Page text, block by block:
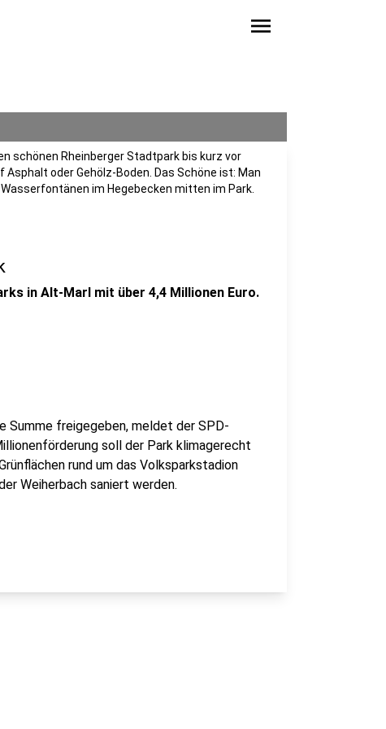
menu
schönen Rheinberger Stadtpark bis kurz vor
oder Gehölz-Boden. Das Schöne ist: Man
im Hegebecken mitten im Park.
in Alt-Marl mit über 4,4 Millionen Euro.
Summe freigegeben, meldet der SPD-
soll der Park klimagerecht
rund um das Volksparkstadion
Weiherbach saniert werden.